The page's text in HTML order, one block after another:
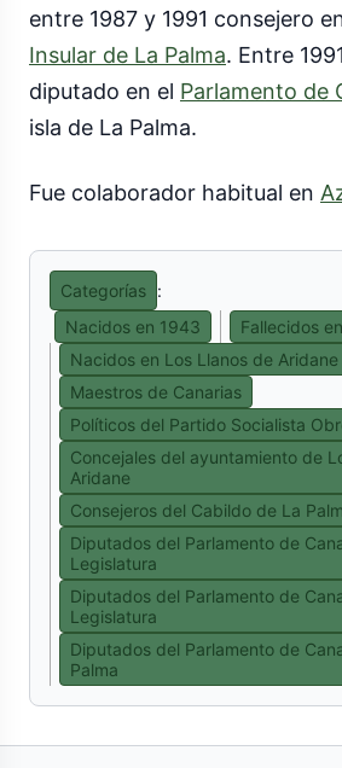
entre 1987 y 1991 consejero
Insular de La Palma. Entre
diputado en el Parlamento de
isla de La Palma.
Fue colaborador habitual en
Categorías :
Nacidos en 1943
Fallecidos
Nacidos en Los Llanos de Aridane
Maestros de Canarias
Políticos del Partido Socialista
Concejales del ayuntamiento de
Aridane
Consejeros del Cabildo de La
Diputados del Parlamento de
Legislatura
Diputados del Parlamento de
Legislatura
Diputados del Parlamento de
Palma